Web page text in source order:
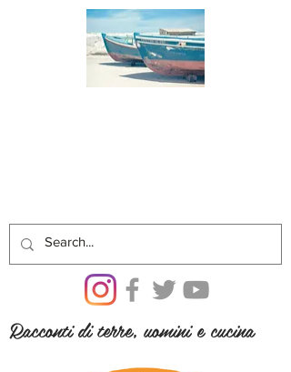
Racconti di terre, uomini e cucina